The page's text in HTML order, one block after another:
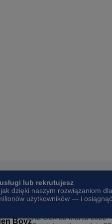
lub rekrutujesz
dzięki naszym rozwiązaniom dla
użytkowników — i osiągnąć
BoyzNa OLX odmarca 2022